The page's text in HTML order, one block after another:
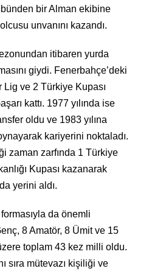
bir Alman ekibine
unvanını kazandı.
itibaren yurda
giydi. Fenerbahçe’deki
ve 2 Türkiye Kupası
kattı. 1977 yılında ise
oldu ve 1983 yılına
kariyerini noktaladı.
zaman zarfında 1 Türkiye
Kupası kazanarak
yerini aldı.
da önemli
8 Amatör, 8 Ümit ve 15
toplam 43 kez milli oldu.
sıra mütevazı kişiliği ve